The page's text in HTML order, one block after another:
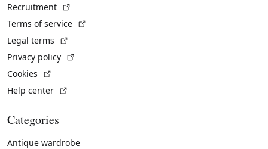
Recruitment
Terms of service
Legal terms
Privacy policy
Cookies
Help center
Categories
Antique wardrobe